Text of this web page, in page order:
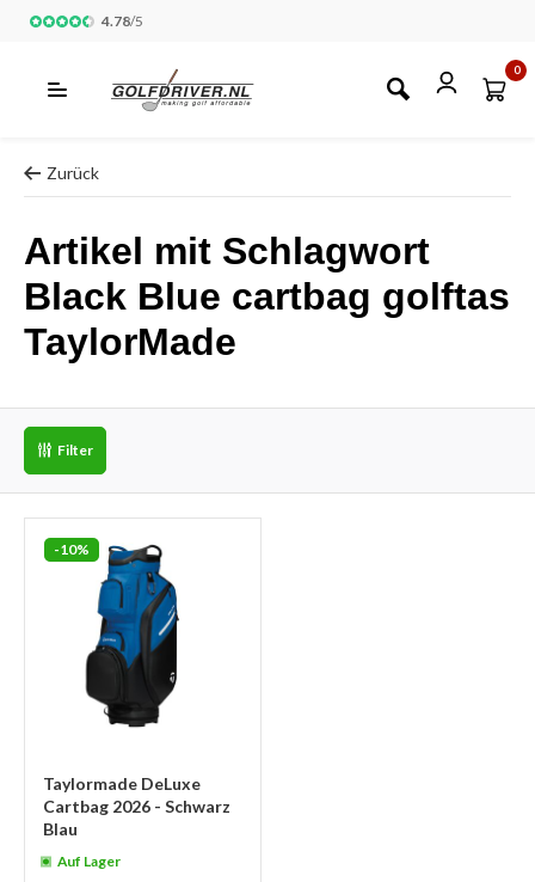
4.78/5
0
Zurück
Artikel mit Schlagwort
Black Blue cartbag golftas
TaylorMade
Filter
-10%
Taylormade DeLuxe
Cartbag 2026 - Schwarz
Blau
Auf Lager